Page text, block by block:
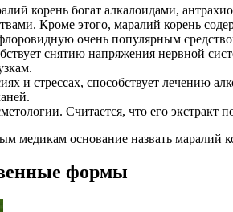
корень богат алкалоидами,
Кроме этого, маралий корень
очень популярным
снятию напряжения нервной
и стрессах, способствует лечению
. Считается, что его экстракт
медикам основание назвать маралий
формы